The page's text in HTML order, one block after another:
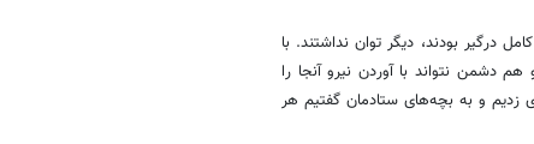
و ما امکاناتی نداشتیم. سه گردانی که ۱۰ شبانه‌روز کامل درگیر بودند، دیگر توان نداشتند. با
دشمن نتواند با آوردن نیرو آنجا را
زدیم و به بچه‌های ستادمان گفتیم هر